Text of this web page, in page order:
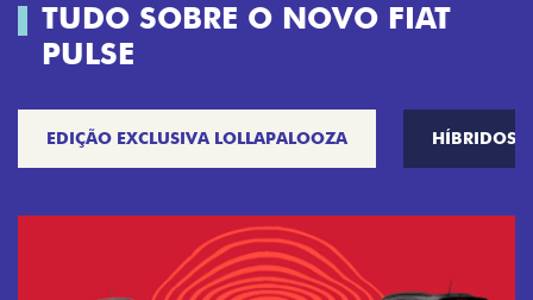
TUDO SOBRE O NOVO FIAT
PULSE
EDIÇÃO EXCLUSIVA LOLLAPALOOZA HÍBRIDOS